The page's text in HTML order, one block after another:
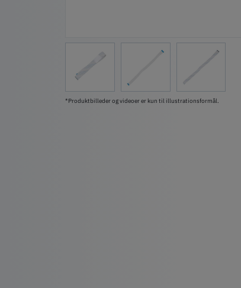
*Produktbilleder og videoer er kun til illustrationsformål.